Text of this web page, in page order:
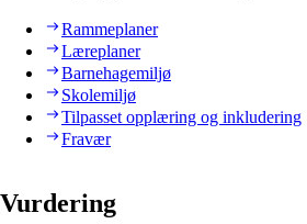
Rammeplaner
Læreplaner
Barnehagemiljø
Skolemiljø
Tilpasset opplæring og inkludering
Fravær
Vurdering